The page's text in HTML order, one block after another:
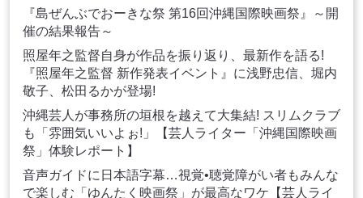
『島ぜんぶでおーきな祭 第16回沖縄国際映画祭』～開
催の結果報告～
照屋年之監督自身が作品を振り返り、最新作を語る!
『照屋年之監督 新作発表イベント』に浅野忠信、堀内
敬子、松田るかが登場!
沖縄芸人が事務所の垣根を越えて大集結! スリムクラブ
も「雰囲気いいよぉ!」【芸人ライター「沖縄国際映画
祭」体験レポート】
音声ガイドに日本語字幕…視覚•聴覚障がい者もみんな
で楽しむ「ゆんたく映画祭」が最高なワケ【芸人ライ